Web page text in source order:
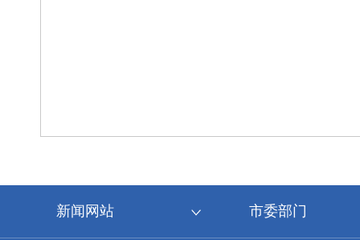
新闻网站 市委部门